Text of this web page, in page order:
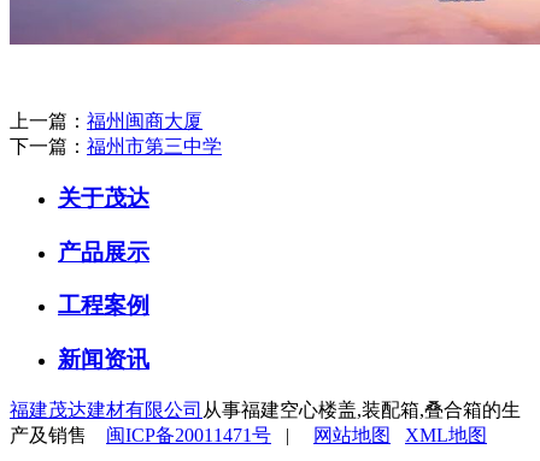
上一篇： 福州闽商大厦
下一篇： 福州市第三中学
关于茂达
产品展示
工程案例
新闻资讯
福建茂达建材有限公司 从事福建空心楼盖,装配箱,叠合箱的生
产及销售 闽ICP备20011471号 | 网站地图 XML地图